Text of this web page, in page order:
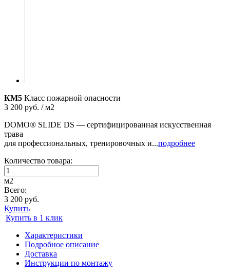
КМ5 Класс пожарной опасности
3 200 руб. / м2
DOMO® SLIDE DS — сертифицированная искусственная
трава
для профессиональных, тренировочных и...подробнее
Количество товара:
м2
Всего:
3 200 руб.
Купить
Купить в 1 клик
Характеристики
Подробное описание
Доставка
Инструкции по монтажу